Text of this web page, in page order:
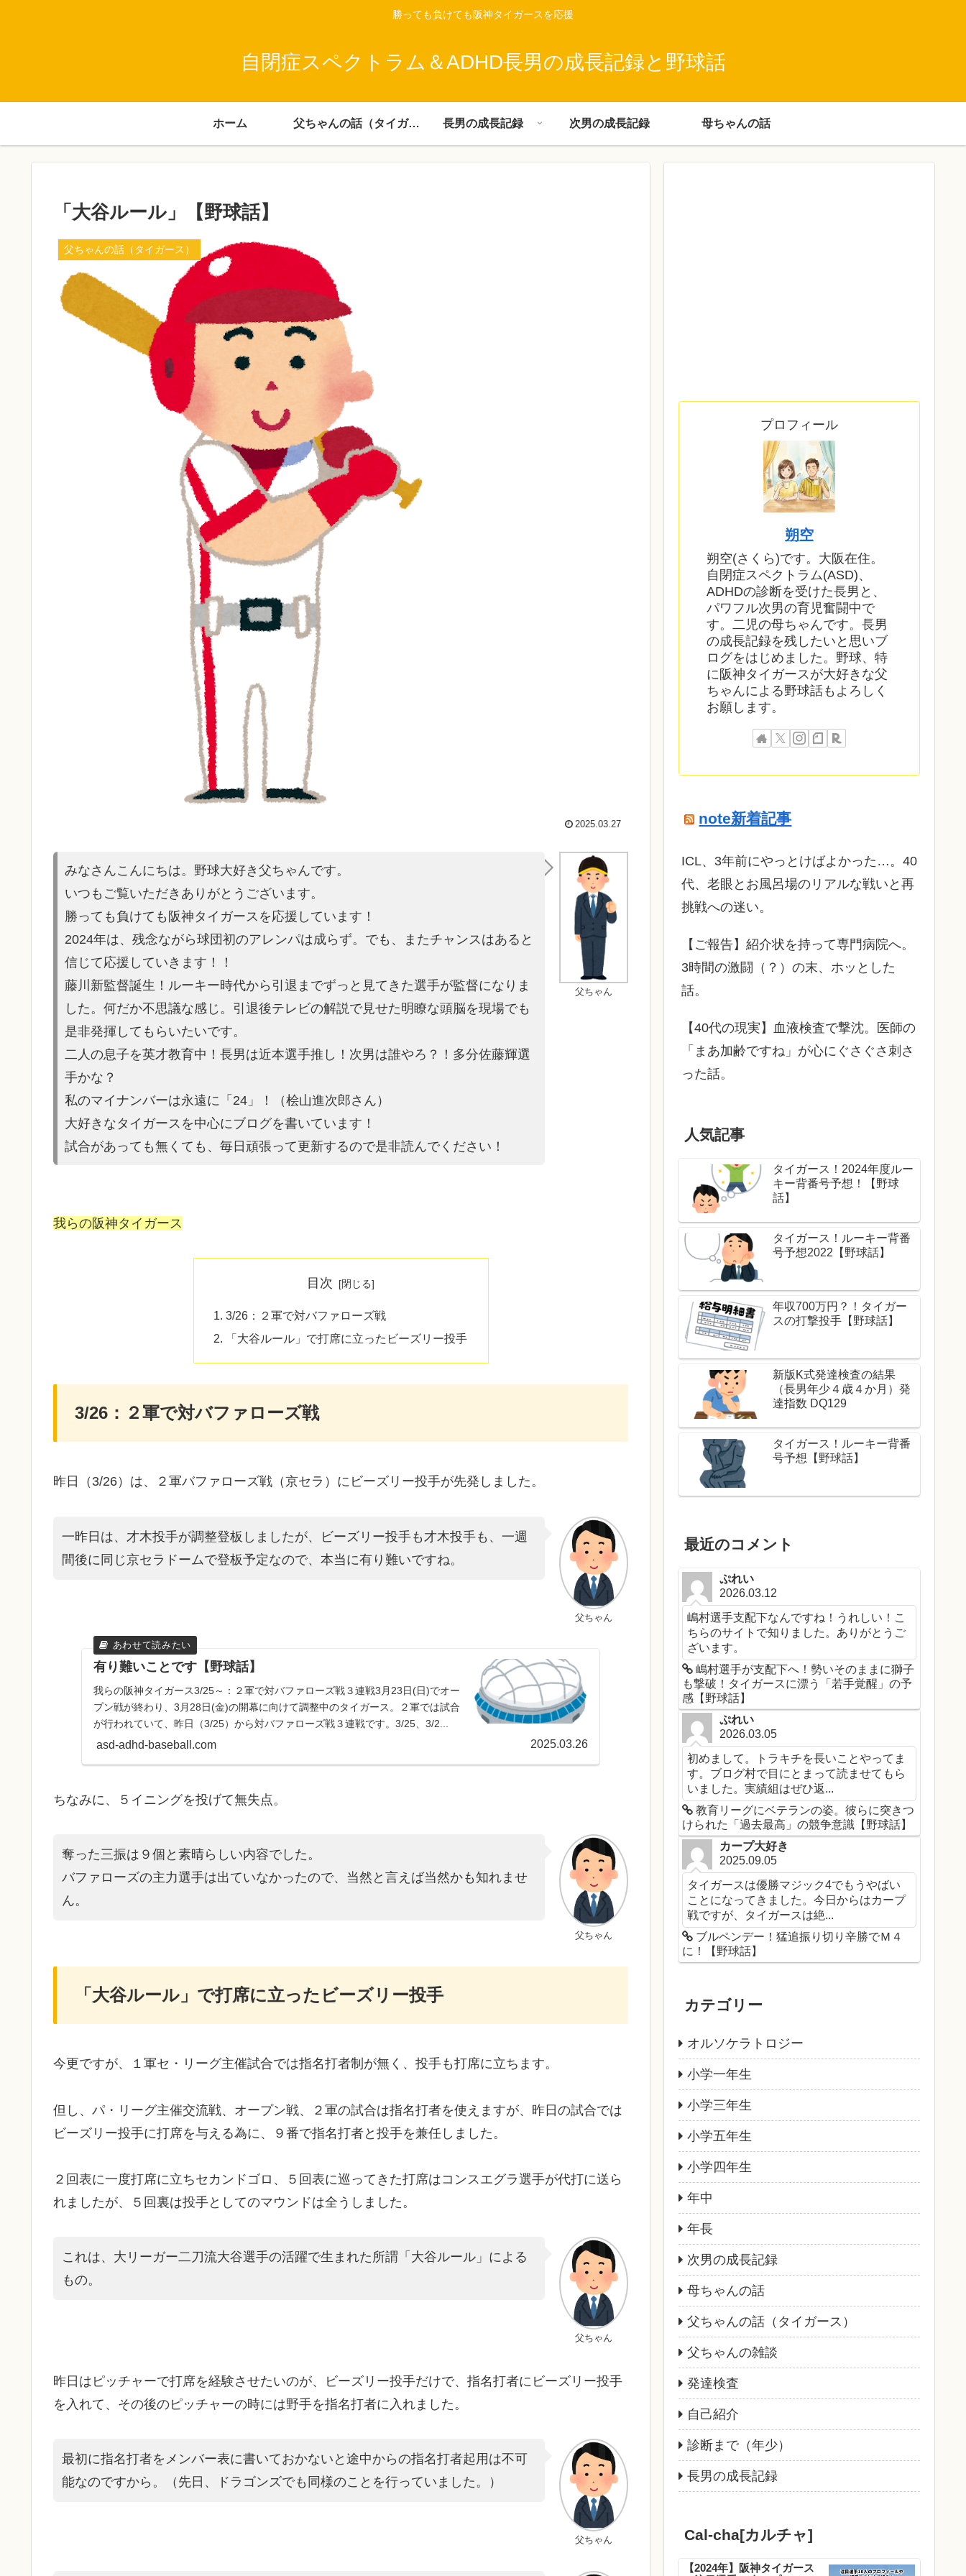
勝っても負けても阪神タイガースを応援
自閉症スペクトラム＆ADHD長男の成長記録と野球話
ホーム 父ちゃんの話（タイガース） 長男の成長記録 次男の成長記録 母ちゃんの話
「大谷ルール」【野球話】
父ちゃんの話（タイガース）
2025.03.27
父ちゃん
みなさんこんにちは。野球大好き父ちゃんです。
いつもご覧いただきありがとうございます。
勝っても負けても阪神タイガースを応援しています！
2024年は、残念ながら球団初のアレンパは成らず。でも、またチャンスはあると
信じて応援していきます！！
藤川新監督誕生！ルーキー時代から引退までずっと見てきた選手が監督になりま
した。何だか不思議な感じ。引退後テレビの解説で見せた明瞭な頭脳を現場でも
是非発揮してもらいたいです。
二人の息子を英才教育中！長男は近本選手推し！次男は誰やろ？！多分佐藤輝選
手かな？
私のマイナンバーは永遠に「24」！（桧山進次郎さん）
大好きなタイガースを中心にブログを書いています！
試合があって も無くても、毎日頑張って更新するので是非読んでください！
我らの阪神タイガース
目次
3/26：２軍で対バファローズ戦
「大谷ルール」で打席に立ったビーズリー投手
3/26：２軍で対バファローズ戦
昨日（3/26）は、２軍バファローズ戦（京セラ）にビーズリー投手が先発しました。
父ちゃん
一昨日は、才木投手が調整登板しましたが、ビーズリー投手も才木投手も、一週
間後に同じ京セラドームで登板予定なので、本当に有り難いですね。
有り難いことです【野球話】
我らの阪神タイガース3/25～：２軍で対バファローズ戦３連戦3月23日(日)でオー
プン戦が終わり、3月28日(金)の開幕に向けて調整中のタイガース。２軍では試合
が行われていて、昨日（3/25）から対バファローズ戦３連戦です。3/25、3/2...
asd-adhd-baseball.com 2025.03.26
ちなみに、５イニングを投げて無失点。
父ちゃん
奪った三振は９個と素晴らしい内容でした。
バファローズの主力選手は出ていなかったので、当然と言えば当然かも知れませ
ん。
「大谷ルール」で打席に立ったビーズリー投手
今更ですが、１軍セ・リーグ主催試合では指名打者制が無く、投手も打席に立ちます。
但し、パ・リーグ主催交流戦、オープン戦、２軍の試合は指名打者を使えますが、昨日の試合では
ビーズリー投手に打席を与える為に、９番で指名打者と投手を兼任しました。
２回表に一度打席に立ちセカンドゴロ、５回表に巡ってきた打席はコンスエグラ選手が代打に送ら
れましたが、５回裏は投手としてのマウンドは全うしました。
父ちゃん
これは、大リーガー二刀流大谷選手の活躍で生まれた所謂「大谷ルール」による
もの。
昨日はピッチャーで打席を経験させたいのが、ビーズリー投手だけで、指名打者にビーズリー投手
を入れて、その後のピッチャーの時には野手を指名打者に入れました。
父ちゃん
最初に指名打者をメンバー表に書いておかないと途中からの指名打者起用は不可
能なのですから。（先日、ドラゴンズでも同様のことを行っていました。）
プロフィール
朔空
朔空(さくら)です。大阪在住。
自閉症スペクトラム(ASD)、
ADHDの診断を受けた長男と、
パワフル次男の育児奮闘中で
す。二児の母ちゃんです。長男
の成長記録を残したいと思いブ
ログをはじめました。野球、特
に阪神タイガースが大好きな父
ちゃんによる野球話もよろしく
お願します。
note新着記事
ICL、3年前にやっとけばよかった…。40
代、老眼とお風呂場のリアルな戦いと再
挑戦への迷い。
​【ご報告】紹介状を持って専門病院へ。
3時間の激闘（？）の末、ホッとした
話。
【40代の現実】血液検査で撃沈。医師の
「まあ加齢ですね」が心にぐさぐさ刺さ
った話。
人気記事
タイガース！2024年度ルー
キー背番号予想！【野球
話】
タイガース！ルーキー背番
号予想2022【野球話】
年収700万円？！タイガー
スの打撃投手【野球話】
新版K式発達検査の結果
（長男年少４歳４か月）発
達指数 DQ129
タイガース！ルーキー背番
号予想【野球話】
最近のコメント
ぷれい
2026.03.12
嶋村選手支配下なんですね！うれしい！こ
ちらのサイトで知りました。ありがとうご
ざいます。
嶋村選手が支配下へ！勢いそのままに獅子
も撃破！タイガースに漂う「若手覚醒」の予
感【野球話】
ぷれい
2026.03.05
初めまして。トラキチを長いことやってま
す。ブログ村で目にとまって読ませてもら
いました。実績組はぜひ返...
教育リーグにベテランの姿。彼らに突きつ
けられた「過去最高」の競争意識【野球話】
カープ大好き
2025.09.05
タイガースは優勝マジック4でもうやばい
ことになってきました。今日からはカープ
戦ですが、タイガースは絶...
ブルペンデー！猛追振り切り辛勝でＭ４
に！【野球話】
カテゴリー
オルソケラトロジー
小学一年生
小学三年生
小学五年生
小学四年生
年中
年長
次男の成長記録
母ちゃんの話
父ちゃんの話（タイガース）
父ちゃんの雑談
発達検査
自己紹介
診断まで（年少）
長男の成長記録
Cal-cha[カルチャ]
【2024年】阪神タイガース